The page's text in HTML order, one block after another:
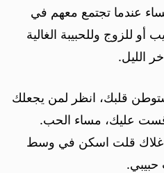
عندما تجتمع معهم في
للزوج وللحبيبة الغالية
الليل.
قلبك، انظر لمن يجعلك
قست عليك، مساء الحب.
غلاك قلت اسكن في وسط
حبيبي.